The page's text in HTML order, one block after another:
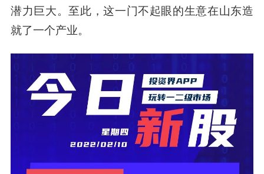
潜力巨大。至此，这一门不起眼的生意在山东造
就了一个产业。